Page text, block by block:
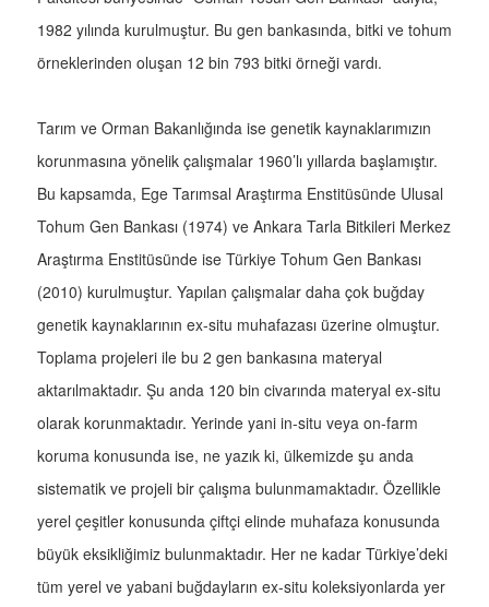
1982 yılında kurulmuştur. Bu gen bankasında, bitki ve tohum
örneklerinden oluşan 12 bin 793 bitki örneği vardı.
Tarım ve Orman Bakanlığında ise genetik kaynaklarımızın
korunmasına yönelik çalışmalar 1960’lı yıllarda başlamıştır.
Bu kapsamda, Ege Tarımsal Araştırma Enstitüsünde Ulusal
Tohum Gen Bankası (1974) ve Ankara Tarla Bitkileri Merkez
Araştırma Enstitüsünde ise Türkiye Tohum Gen Bankası
(2010) kurulmuştur. Yapılan çalışmalar daha çok buğday
genetik kaynaklarının ex-situ muhafazası üzerine olmuştur.
Toplama projeleri ile bu 2 gen bankasına materyal
aktarılmaktadır. Şu anda 120 bin civarında materyal ex-situ
olarak korunmaktadır. Yerinde yani in-situ veya on-farm
koruma konusunda ise, ne yazık ki, ülkemizde şu anda
sistematik ve projeli bir çalışma bulunmamaktadır. Özellikle
yerel çeşitler konusunda çiftçi elinde muhafaza konusunda
büyük eksikliğimiz bulunmaktadır. Her ne kadar Türkiye’deki
tüm yerel ve yabani buğdayların ex-situ koleksiyonlarda yer